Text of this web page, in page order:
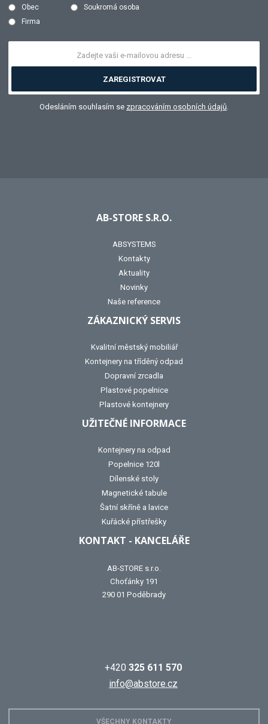
Obec
Soukromá osoba
Firma
ZAREGISTROVAT
Odesláním souhlasím se zpracováním osobních údajů
AB-STORE S.R.O.
ABSYSTEMS
Kontakty
Aktuality
Novinky
Naše reference
ZÁKAZNICKÝ SERVIS
Kvalitní městský mobiliář
Kontejnery na tříděný odpad
Dopravní zrcadla
Plastové popelnice
Plastové kontejnery
UŽITEČNÉ INFORMACE
Kontejnery na odpad
Popelnice 120l
Dílenské stoly
Magnetické tabule
Šatní skříně a lavice
Kuřácké přístřešky
KONTAKT - KANCELÁŘE
AB-STORE s.r.o.
Choťánky 191
290 01 Poděbrady
+420 325 611 570
info@abstore.cz
VŠECHNY KONTAKTY